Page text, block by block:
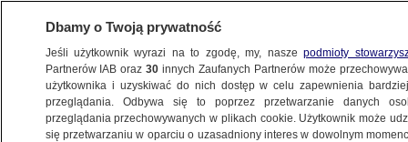
BIAŁYSTOK
Dbamy o Twoją prywatność
Jeśli użytkownik wyrazi na to zgodę, my, naszepodmioty
Partnerów IAB oraz30 innych Zaufanych Partnerów może
użytkownika i uzyskiwać do nich dostęp w celu zapewnienia
przeglądania. Odbywa się to poprzez przetwarzanie danych
przeglądania przechowywanych w plikach cookie. Użytkownik może
się przetwarzaniu w oparciu o uzasadniony interes w dowolnym